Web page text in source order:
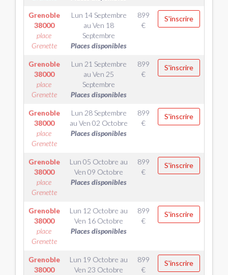
Grenoble
38000
place
Grenette
Lun 14 Septembre
au Ven 18
Septembre
Places disponibles
899
€
S'inscrire
Grenoble
38000
place
Grenette
Lun 21 Septembre
au Ven 25
Septembre
Places disponibles
899
€
S'inscrire
Grenoble
38000
place
Grenette
Lun 28 Septembre
au Ven 02 Octobre
Places disponibles
899
€
S'inscrire
Grenoble
38000
place
Grenette
Lun 05 Octobre au
Ven 09 Octobre
Places disponibles
899
€
S'inscrire
Grenoble
38000
place
Grenette
Lun 12 Octobre au
Ven 16 Octobre
Places disponibles
899
€
S'inscrire
Grenoble
38000
Lun 19 Octobre au
Ven 23 Octobre
899
€
S'inscrire